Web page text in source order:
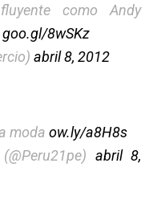
como Andy
goo.gl/8wSKz
abril 8, 2012
modaow.ly/a8H8s
abril 8,